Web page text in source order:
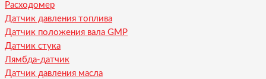
Расходомер
Датчик давления топлива
Датчик положения вала GMP
Датчик стука
Лямбда-датчик
Датчик давления масла